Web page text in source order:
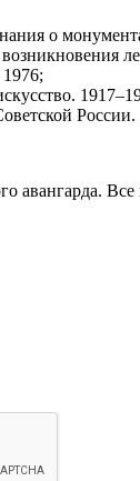
о
авангарда.